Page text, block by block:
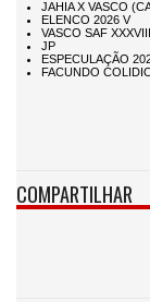
COMPARTILHAR